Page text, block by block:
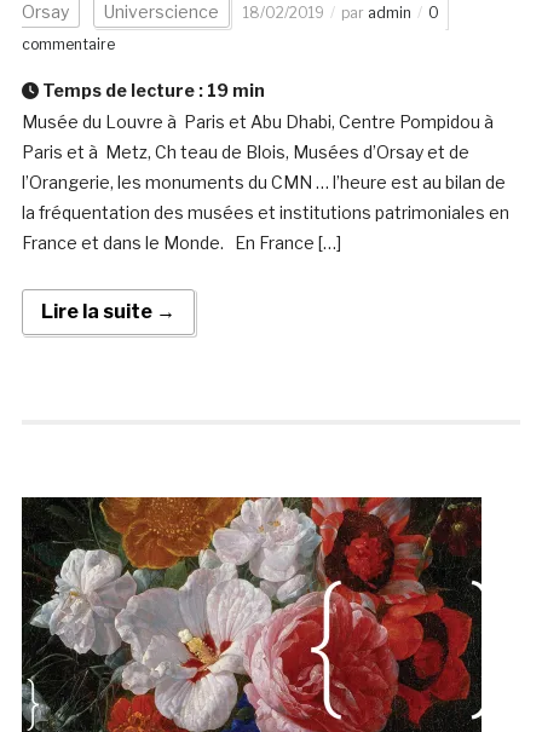
Orsay Universcience 18/02/2019 par admin
0
commentaire
Temps de lecture : 19 min
Musée du Louvre à Paris et Abu Dhabi, Centre Pompidou à
Paris et à Metz, Ch teau de Blois, Musées d’Orsay et de
l’Orangerie, les monuments du CMN … l’heure est au bilan de
la fréquentation des musées et institutions patrimoniales en
France et dans le Monde. En France […]
Lire la suite →